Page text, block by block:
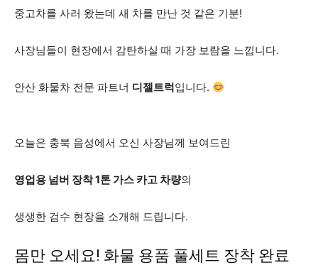
중고차를 사러 왔는데 새 차를 만난 것 같은 기분!
사장님들이 현장에서 감탄하실 때 가장 보람을 느낍니다.
안산 화물차 전문 파트너 디젤트럭입니다.
오늘은 충북 음성에서 오신 사장님께 보여드린
영업용 넘버 장착 1톤 가스 카고 차량의
생생한 검수 현장을 소개해 드립니다.
몸만 오세요! 화물 용품 풀세트 장착 완료